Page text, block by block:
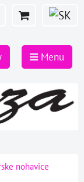
Menu
nohavice